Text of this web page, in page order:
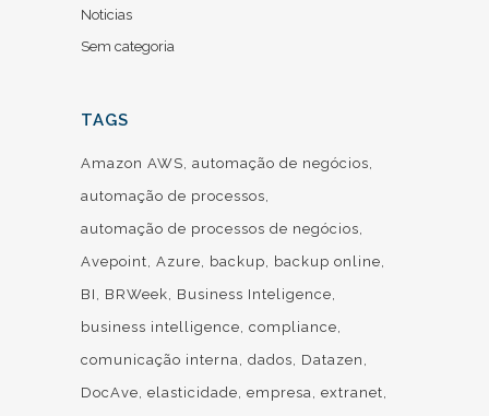
Noticias
Sem categoria
TAGS
Amazon AWS automação de negócios
automação de processos
automação de processos de negócios
Avepoint Azure backup
backup online
BI
BRWeek
Business Inteligence
business intelligence compliance
comunicação interna dados
Datazen
DocAve elasticidade empresa extranet